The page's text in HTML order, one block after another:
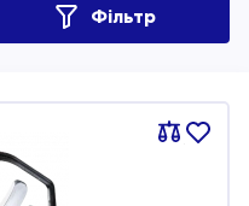
Фільтр
Порівняти
В